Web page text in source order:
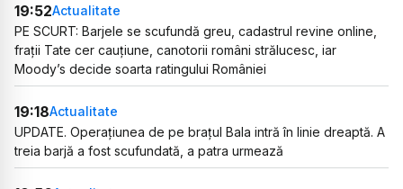
19:52Actualitate
PE SCURT: Barjele se scufundă greu, cadastrul revine online,
frații Tate cer cauțiune, canotorii români strălucesc, iar
Moody’s decide soarta ratingului României
19:18Actualitate
UPDATE. Operațiunea de pe brațul Bala intră în linie dreaptă. A
treia barjă a fost scufundată, a patra urmează